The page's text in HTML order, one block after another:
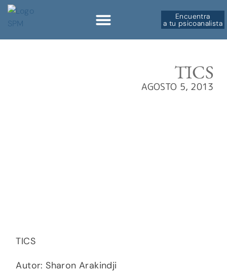
Encuentra
a tu psicoanalista
TICS
AGOSTO 5, 2013
TICS
Autor: Sharon Arakindji